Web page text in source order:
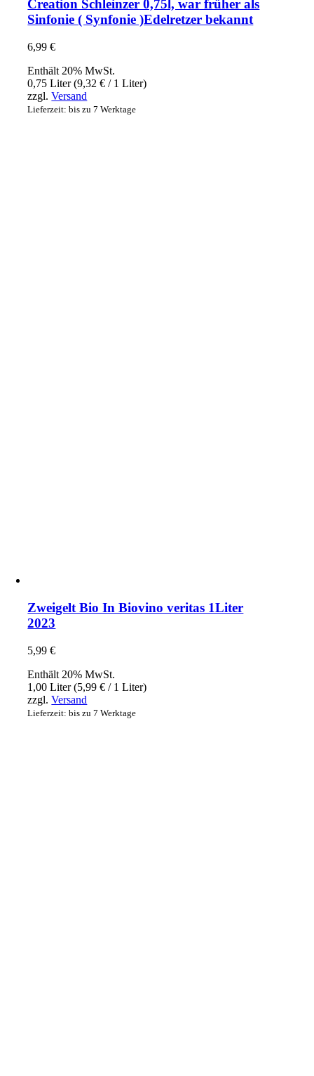
Creation Schleinzer 0,75l, war früher als
Sinfonie ( Synfonie )Edelretzer bekannt
6,99€
Enthält 20% MwSt.
0,75 Liter (9,32€ / 1 Liter)
zzgl.Versand
Lieferzeit: bis zu 7 Werktage
Zweigelt Bio In Biovino veritas 1Liter
2023
5,99€
Enthält 20% MwSt.
1,00 Liter (5,99€ / 1 Liter)
zzgl.Versand
Lieferzeit: bis zu 7 Werktage